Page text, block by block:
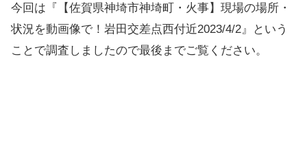
今回は『【佐賀県神埼市神埼町・火事】現場の場所・
状況を動画像で！岩田交差点西付近2023/4/2』という
ことで調査しましたので最後までご覧ください。